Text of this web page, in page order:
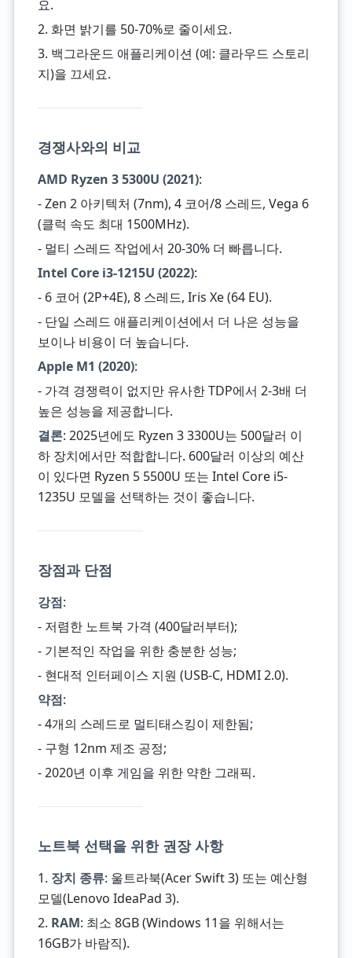
요.
2. 화면 밝기를 50-70%로 줄이세요.
3. 백그라운드 애플리케이션 (예: 클라우드 스토리
지)을 끄세요.
경쟁사와의 비교
AMD Ryzen 3 5300U (2021):
- Zen 2 아키텍처 (7nm), 4 코어/8 스레드, Vega 6
(클럭 속도 최대 1500MHz).
- 멀티 스레드 작업에서 20-30% 더 빠릅니다.
Intel Core i3-1215U (2022):
- 6 코어 (2P+4E), 8 스레드, Iris Xe (64 EU).
- 단일 스레드 애플리케이션에서 더 나은 성능을
보이나 비용이 더 높습니다.
Apple M1 (2020):
- 가격 경쟁력이 없지만 유사한 TDP에서 2-3배 더
높은 성능을 제공합니다.
결론: 2025년에도 Ryzen 3 3300U는 500달러 이
하 장치에서만 적합합니다. 600달러 이상의 예산
이 있다면 Ryzen 5 5500U 또는 Intel Core i5-
1235U 모델을 선택하는 것이 좋습니다.
장점과 단점
강점:
- 저렴한 노트북 가격 (400달러부터);
- 기본적인 작업을 위한 충분한 성능;
- 현대적 인터페이스 지원 (USB-C, HDMI 2.0).
약점:
- 4개의 스레드로 멀티태스킹이 제한됨;
- 구형 12nm 제조 공정;
- 2020년 이후 게임을 위한 약한 그래픽.
노트북 선택을 위한 권장 사항
1. 장치 종류: 울트라북(Acer Swift 3) 또는 예산형
모델(Lenovo IdeaPad 3).
2. RAM: 최소 8GB (Windows 11을 위해서는
16GB가 바람직).